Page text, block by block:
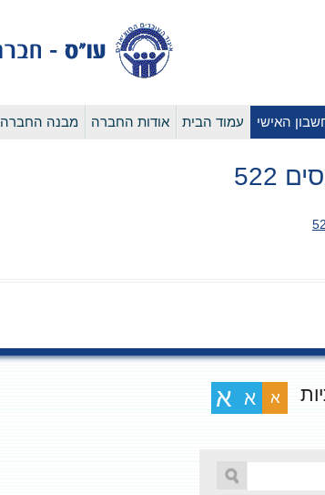
האישי עמוד הבית אודות החברה מבנה החברה
522
א א א